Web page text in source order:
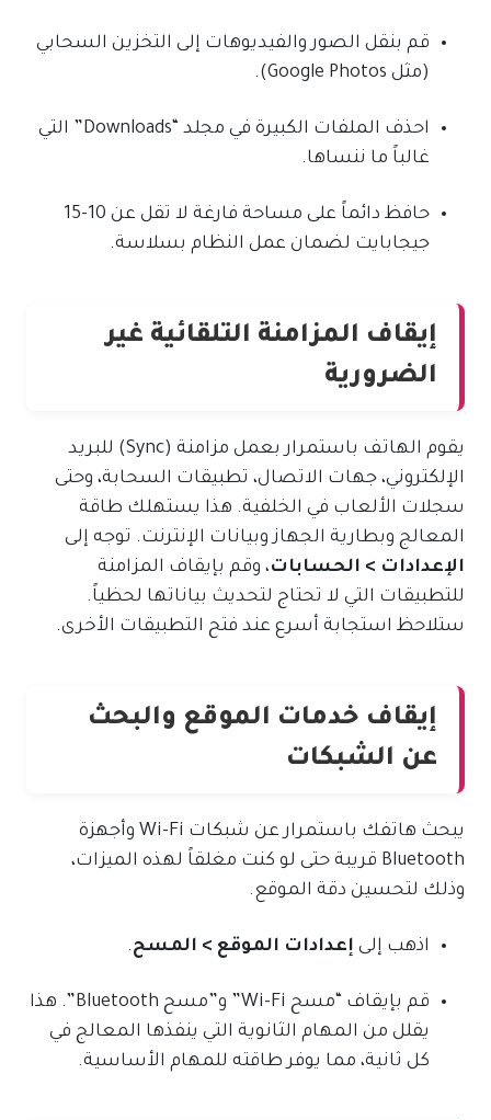
قم بنقل الصور والفيديوهات إلى التخزين السحابي
(مثل Google Photos).
احذف الملفات الكبيرة في مجلد “Downloads” التي
غالباً ما ننساها.
حافظ دائماً على مساحة فارغة لا تقل عن 10-15
جيجابايت لضمان عمل النظام بسلاسة.
إيقاف المزامنة التلقائية غير
الضرورية
يقوم الهاتف باستمرار بعمل مزامنة (Sync) للبريد
الإلكتروني، جهات الاتصال، تطبيقات السحابة، وحتى
سجلات الألعاب في الخلفية. هذا يستهلك طاقة
المعالج وبطارية الجهاز وبيانات الإنترنت. توجه إلى
الإعدادات > الحسابات، وقم بإيقاف المزامنة
للتطبيقات التي لا تحتاج لتحديث بياناتها لحظياً.
ستلاحظ استجابة أسرع عند فتح التطبيقات الأخرى.
إيقاف خدمات الموقع والبحث
عن الشبكات
يبحث هاتفك باستمرار عن شبكات Wi-Fi وأجهزة
Bluetooth قريبة حتى لو كنت مغلقاً لهذه الميزات،
وذلك لتحسين دقة الموقع.
اذهب إلى إعدادات الموقع > المسح.
قم بإيقاف “مسح Wi-Fi” و”مسح Bluetooth”. هذا
يقلل من المهام الثانوية التي ينفذها المعالج في
كل ثانية، مما يوفر طاقته للمهام الأساسية.